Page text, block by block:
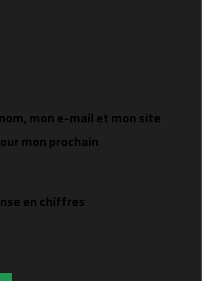
mon e-mail et mon site
mon prochain
en chiffres